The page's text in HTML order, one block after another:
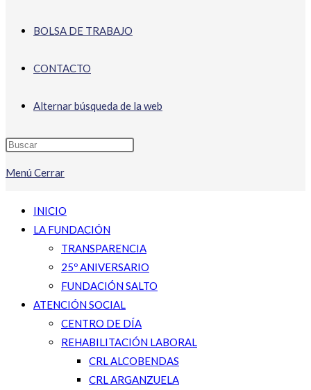
BOLSA DE TRABAJO
CONTACTO
Alternar búsqueda de la web
Menú Cerrar
INICIO
LA FUNDACIÓN
TRANSPARENCIA
25º ANIVERSARIO
FUNDACIÓN SALTO
ATENCIÓN SOCIAL
CENTRO DE DÍA
REHABILITACIÓN LABORAL
CRL ALCOBENDAS
CRL ARGANZUELA